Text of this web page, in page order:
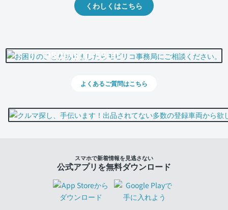
くわしくはこちら
0800-500-5500
よくあるご質問はこちら
スマホで新着情報を見逃さない
公式アプリを無料ダウンロード